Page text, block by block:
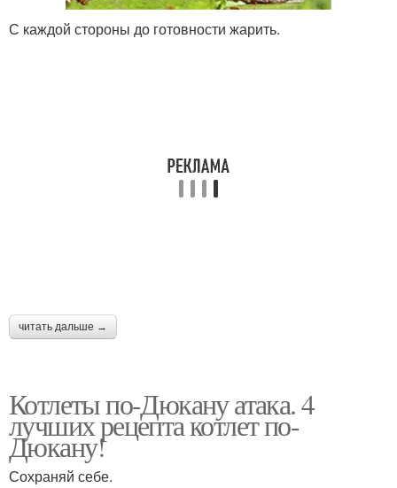
С каждой стороны до готовности жарить.
читать дальше →
Котлеты по-Дюкану атака. 4
лучших рецепта котлет по-
Дюкану!
Сохраняй себе.